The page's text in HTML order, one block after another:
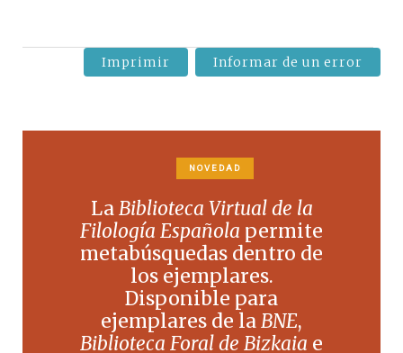
Imprimir Informar de un error
NOVEDAD
LaBiblioteca Virtual de la
Filología Española permite
metabúsquedas dentro de
los ejemplares.
Disponible para
ejemplares de laBNE,
Biblioteca Foral de Bizkaia e